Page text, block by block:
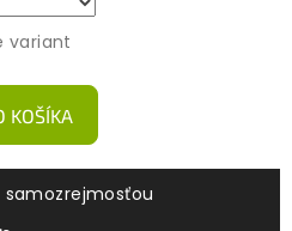
variant
KOŠÍKA
samozrejmosťou